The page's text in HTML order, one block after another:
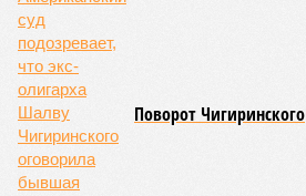
Поворот Чигиринского